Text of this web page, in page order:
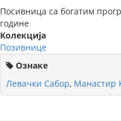
Посивница са богатим
године
Колекција
Позивнице
Ознаке
Левачки Сабор, Манастир